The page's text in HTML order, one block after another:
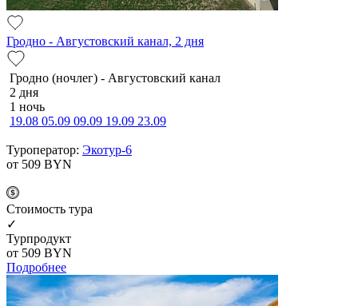
Гродно - Августовский канал, 2 дня
Гродно (ночлег) - Августовский канал
2 дня
1 ночь
19.08 05.09 09.09 19.09 23.09
Туроператор: Экотур-6
от 509 BYN
Cтоимость тура
✓
Турпродукт
от 509 BYN
Подробнее